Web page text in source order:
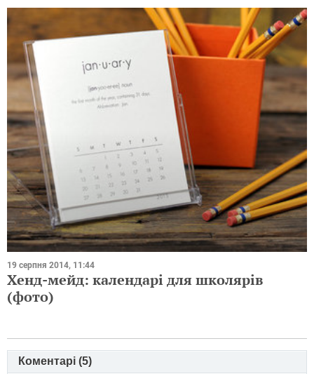
19 серпня 2014, 11:44
Хенд-мейд: календарі для школярів
(фото)
Коментарі (5)